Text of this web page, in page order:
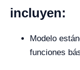
incluyen:
Modelo
funciones